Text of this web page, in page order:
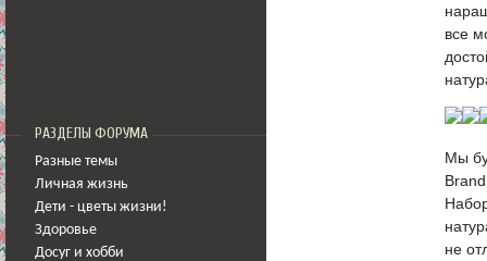
РАЗДЕЛЫ ФОРУМА
Разные темы
Личная жизнь
Дети - цветы жизни!
Здоровье
Досуг и хобби
все
Мы
не